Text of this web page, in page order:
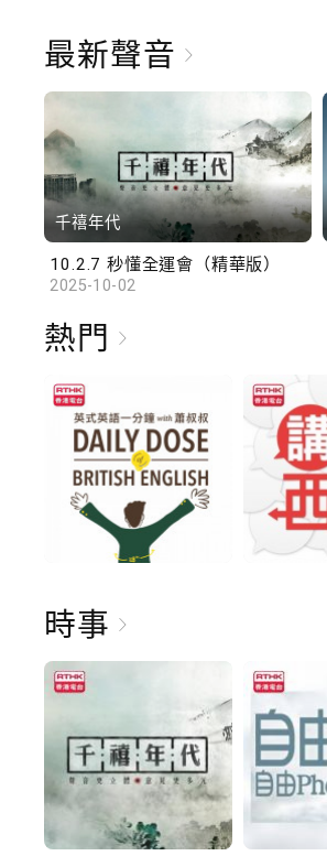
最新聲音
千禧年代
10.2.7 秒懂全運會（精華版）
2025-10-02
熱門
時事